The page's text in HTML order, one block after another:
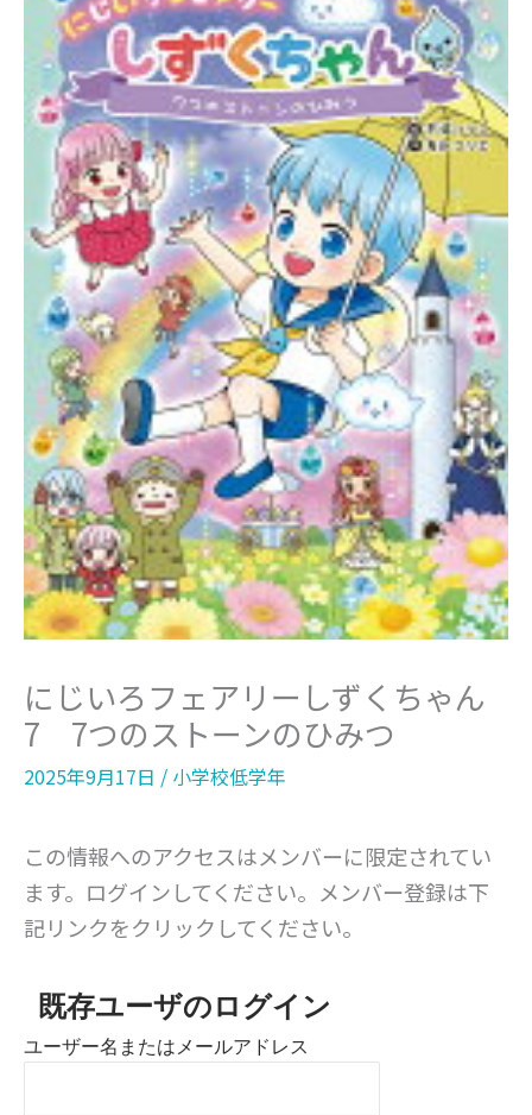
にじいろフェアリーしずくちゃん
7 7つのストーンのひみつ
2025年9月17日 / 小学校低学年
この情報へのアクセスはメンバーに限定されてい
ます。ログインしてください。メンバー登録は下
記リンクをクリックしてください。
既存ユーザのログイン
ユーザー名またはメールアドレス